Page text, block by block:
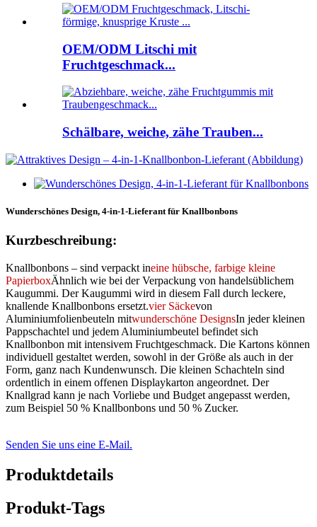
OEM/ODM Litschi mit
Fruchtgeschmack...
Schälbare, weiche, zähe Trauben...
Wunderschönes Design, 4-in-1-Lieferant für Knallbonbons
Kurzbeschreibung:
Knallbonbons – sind verpackt ineine hübsche, farbige kleine
PapierboxÄhnlich wie bei der Verpackung von handelsüblichem
Kaugummi. Der Kaugummi wird in diesem Fall durch leckere,
knallende Knallbonbons ersetzt.vier Säckevon
Aluminiumfolienbeuteln mitwunderschöne DesignsIn jeder kleinen
Pappschachtel und jedem Aluminiumbeutel befindet sich
Knallbonbon mit intensivem Fruchtgeschmack. Die Kartons können
individuell gestaltet werden, sowohl in der Größe als auch in der
Form, ganz nach Kundenwunsch. Die kleinen Schachteln sind
ordentlich in einem offenen Displaykarton angeordnet. Der
Knallgrad kann je nach Vorliebe und Budget angepasst werden,
zum Beispiel 50 % Knallbonbons und 50 % Zucker.
Senden Sie uns eine E-Mail.
Produktdetails
Produkt-Tags